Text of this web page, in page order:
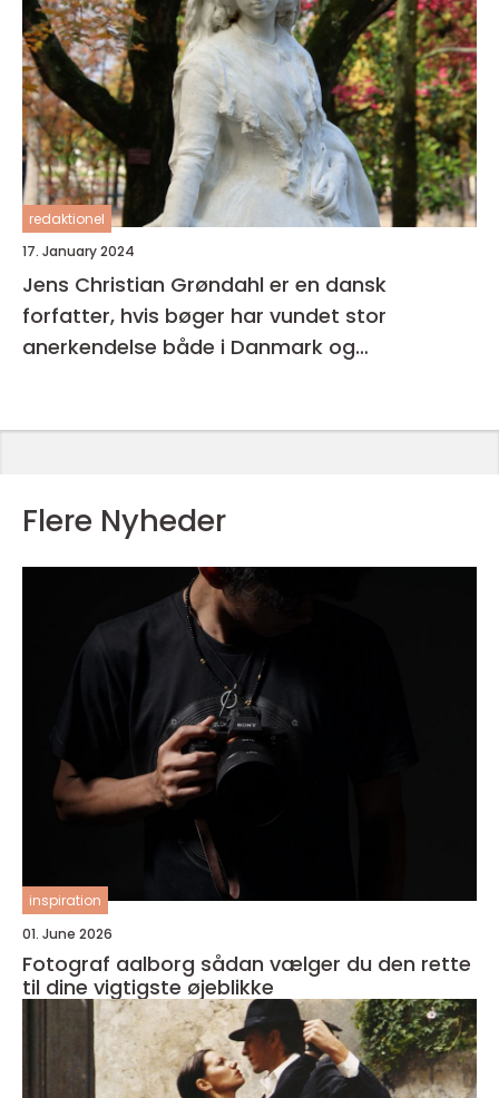
redaktionel
17. January 2024
Jens Christian Grøndahl er en dansk
forfatter, hvis bøger har vundet stor
anerkendelse både i Danmark og
Flere Nyheder
inspiration
01. June 2026
Fotograf aalborg sådan vælger du den rette
til dine vigtigste øjeblikke